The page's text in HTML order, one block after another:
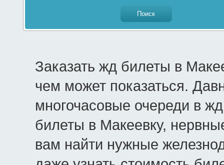
Заказать жд билеты в
чем может показаться.
многочасовые очереди в
билеты в Макеевку,
вам найти нужные